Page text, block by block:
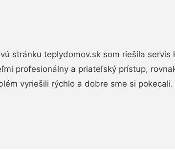
stránku teplydomov.sk som riešila servis
profesionálny a priateľský prístup,
vyriešili rýchlo a dobre sme si pokecali.